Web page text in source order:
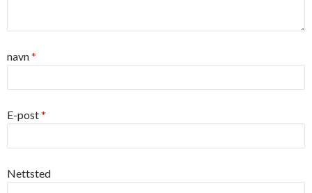
navn*
E-post*
Nettsted